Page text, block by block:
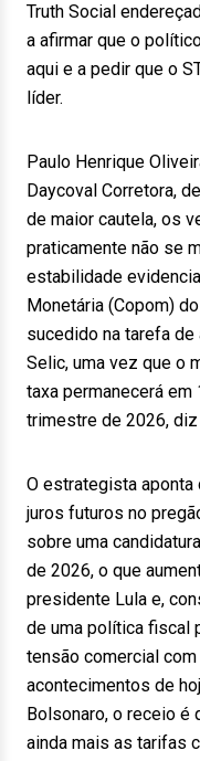
Truth Social
a afirmar que o
aqui e a pedir que o
líder.
Paulo Henrique
Daycoval Corretora,
de maior cautela, os
praticamente não se
estabilidade
Monetária (Copom)
sucedido na tarefa
Selic, uma vez que o
taxa permanecerá
trimestre de 2026, diz
O estrategista
juros futuros no
sobre uma
de 2026, o que
presidente Lula e,
de uma política fiscal
tensão comercial
acontecimentos de
Bolsonaro, o receio é
ainda mais as tarifas